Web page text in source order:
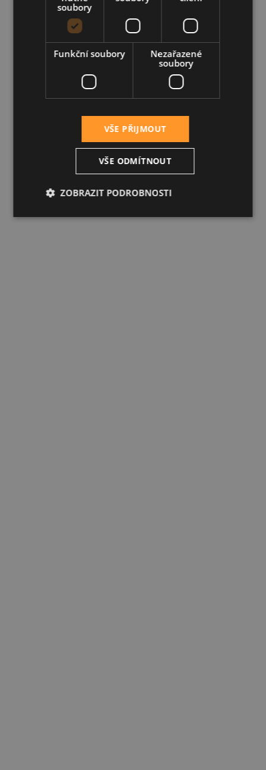
soubory
Funkční soubory
Nezařazené
soubory
VŠE PŘIJMOUT
VŠE ODMÍTNOUT
ZOBRAZIT PODROBNOSTI